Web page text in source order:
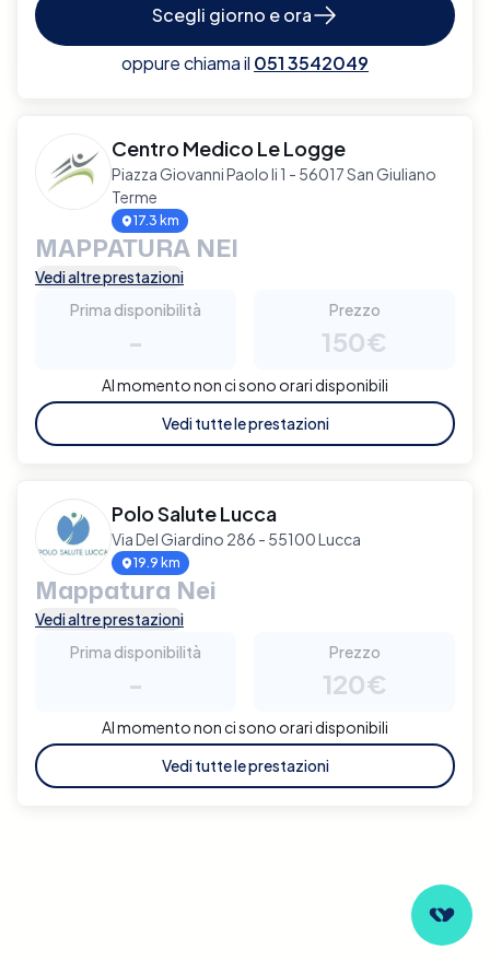
Scegli giorno e ora
oppure chiama il 051 3542049
Centro Medico Le Logge
Piazza Giovanni Paolo Ii 1 - 56017 San Giuliano
Terme
17.3 km
MAPPATURA NEI
Vedi altre prestazioni
Prima disponibilità
-
Prezzo
150€
Al momento non ci sono orari disponibili
Vedi tutte le prestazioni
Polo Salute Lucca
Via Del Giardino 286 - 55100 Lucca
19.9 km
Mappatura Nei
Vedi altre prestazioni
Prima disponibilità
-
Prezzo
120€
Al momento non ci sono orari disponibili
Vedi tutte le prestazioni